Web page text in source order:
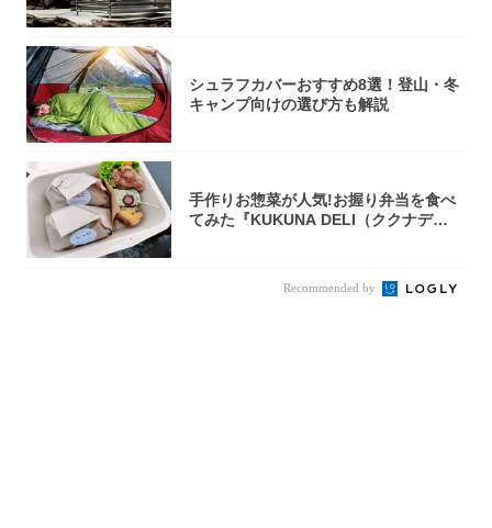
シュラフカバーおすすめ8選！登山・冬
キャンプ向けの選び方も解説
手作りお惣菜が人気!お握り弁当を食べ
てみた『KUKUNA DELI（ククナデ
Recommended by